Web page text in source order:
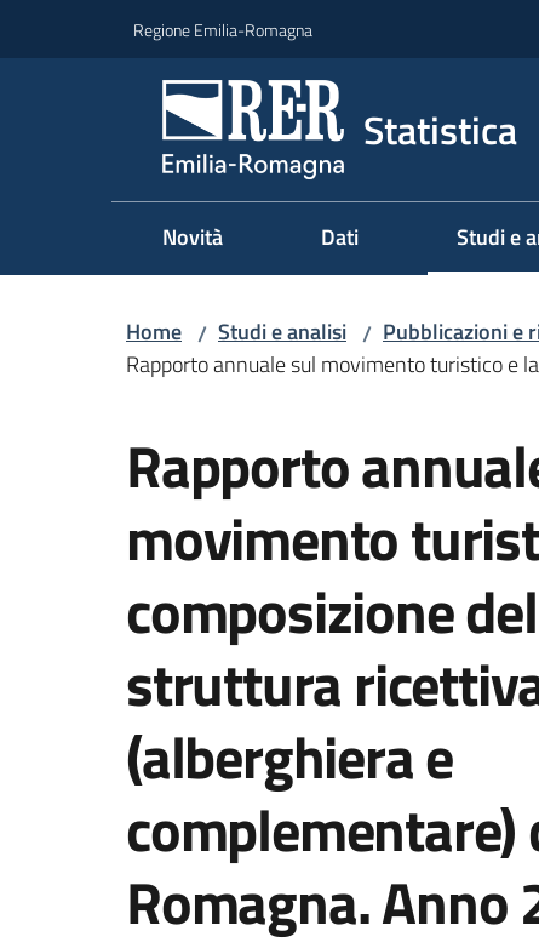
Regione Emilia-Romagna
Statistica
Novità Dati Studi e
Menu
Home / Studi e analisi / Pubblicazioni e
Rapporto annuale sul movimento turistico e
Rapporto
movimento
composizione
struttura
(alberghiera e
complementare)
Romagna. Anno